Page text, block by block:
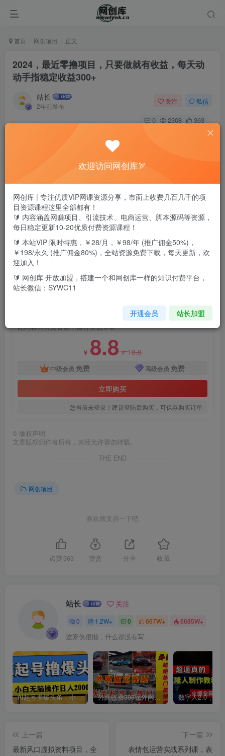
首页 网创项目 正文
2024，最近零撸项目，只要做就有收益，每天动
动手指稳定收益300+
站长
2年前发布
关注 私信
0 2308 363
有很多人后台私信啊宝说有没有零门槛的项目，阿宝也是花
费好几个小时发现市面上的都是需要收费，好在我朋友跟我
说他有一个零成本的一个项目就是通过进行一个做兼职赚取
一个佣金我给大家测试过很多天日入300+
2024，最近零撸项目，只要做就有收益，每天动动手指稳定收益300+
此内容为付费资源，请付费后查看
￥ 8.8￥18.8
中级会员 免费 高级会员 免费
立即购买
您当前未登录！建议登陆后购买，可保存购买订单
© 版权声明
文章版权归作者所有，未经允许请勿转载。
THE END
网创项目
喜欢就支持一下吧
点赞 363 赞赏 分享 收藏
站长 关注
0 1.2W+ 0 667W+ 6685W+
这家伙很懒，什么都没有写...
AI起号撸爆头条，小白也能操作，日入2000+ 外面收费398元外网超跑豪车汽车视频搬运至快手抖音上热门项目
上一篇
最新风口虚拟资料项目，全
下一篇
表情包运营实战系列课，表
欢迎访问网创库🏹
网创库 | 专注优质VIP网课资源分享，市面上收费几百几千的项
目资源课程这里全部都有！
🔰 内容涵盖网赚项目、引流技术、电商运营、脚本源码等资源，
每日稳定更新10-20优质付费资源课程！
🔰 本站VIP 限时特惠，￥28/月，￥98/年 (推广佣金50%)，
￥198/永久 (推广佣金80%)，全站资源免费下载，每天更新，欢
迎加入！
🔰 网创库 开放加盟，搭建一个和网创库一样的知识付费平台，
站长微信：SYWC11
开通会员 站长加盟